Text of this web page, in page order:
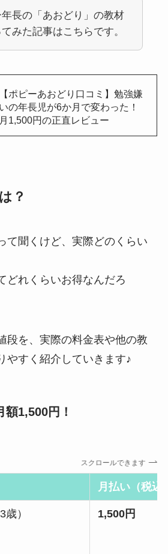
長の「あおどり」の教材
みた記事はこちらです。
【ポピーあおどり口コミ】勉強嫌
いの年長児が6か月で変わった！
月1,500円の正直レビュー
？
て聞くけど、実際どのくらい
どれくらいお得なんだろ
段を、実際の料金表や他の教
やすく紹介していきます♪
1,500円！
スクロールできます
月払い（税込
）
1,500円